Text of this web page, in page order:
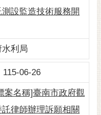
設監造技術服務開
利局
115-06-26
案名稱]臺南市政府觀
律師辦理訴願相關